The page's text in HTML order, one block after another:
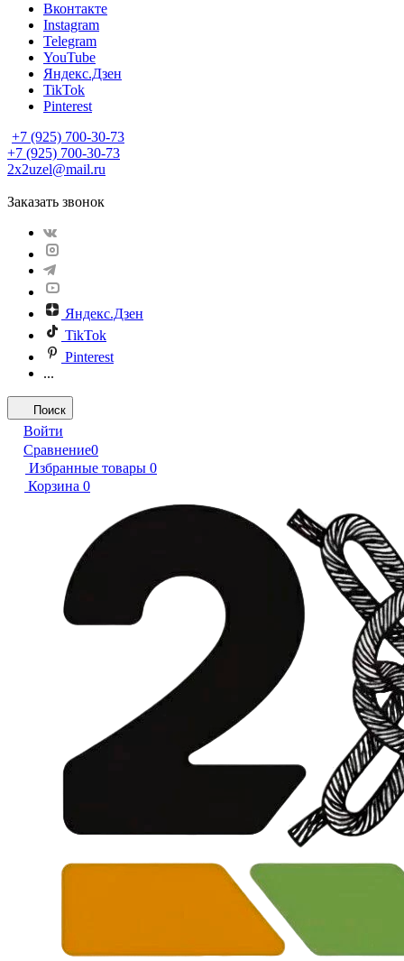
Вконтакте
Instagram
Telegram
YouTube
Яндекс.Дзен
TikTok
Pinterest
+7 (925) 700-30-73
+7 (925) 700-30-73
2x2uzel@mail.ru
Заказать звонок
Яндекс.Дзен
TikTok
Pinterest
...
Поиск
Войти
Сравнение0
Избранные товары 0
Корзина 0